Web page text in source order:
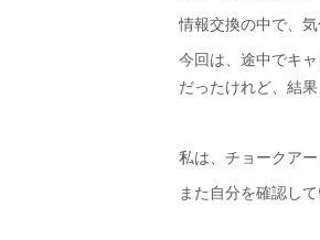
情報交換の中で、
今回は、途中でキ
だったけれど、結
私は、チョークア
また自分を確認して